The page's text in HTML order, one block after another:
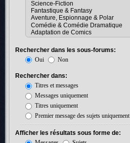
Rechercher dans les sous-forums:
Oui
Non
Rechercher dans:
Titres et messages
Messages uniquement
Titres uniquement
Premier message des sujets uniquement
Afficher les résultats sous forme de: